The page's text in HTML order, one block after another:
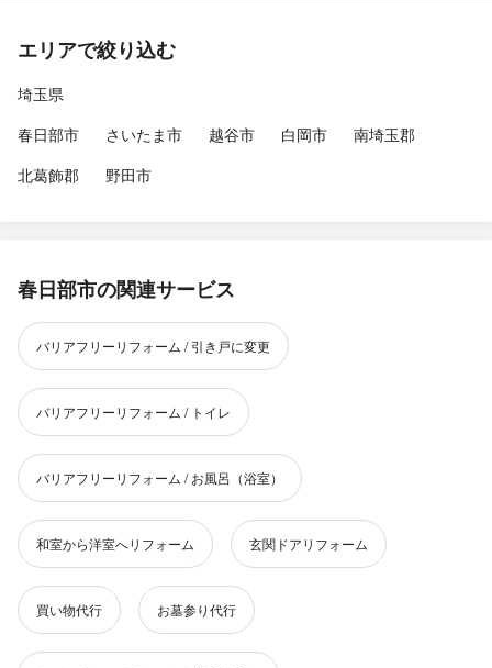
エリアで絞り込む
埼玉県
春日部市
さいたま市 越谷市 白岡市
南埼玉郡
北葛飾郡
野田市
春日部市の関連サービス
バリアフリーリフォーム / 引き戸に変更
バリアフリーリフォーム / トイレ
バリアフリーリフォーム / お風呂（浴室）
和室から洋室へリフォーム 玄関ドアリフォーム
買い物代行 お墓参り代行